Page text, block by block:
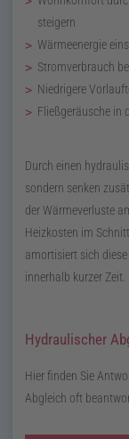
steigern
Wärmeenergie
Stromverbrauch
Niedrigere
Fließgeräusche in
Durch einen
sondern senken
der Wärmeverluste
Heizkosten im
amortisiert sich
innerhalb kurzer Zeit.
Hydraulischer
Hier finden Sie
Abgleich oft